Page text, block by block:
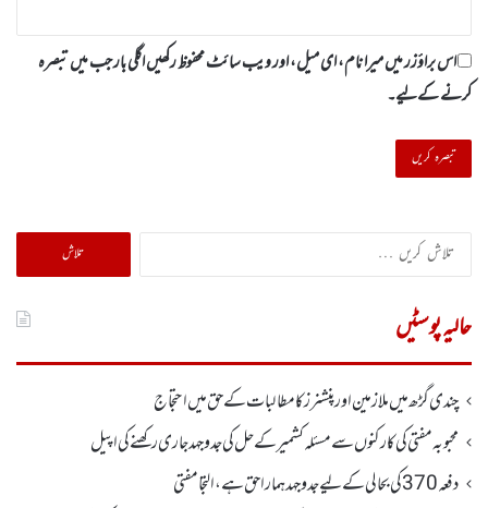
اس براؤزر میں میرا نام، ای میل، اور ویب سائٹ محفوظ رکھیں اگلی بار جب میں تبصرہ
کرنے کےلیے۔
تلاش
کریں
حالیہ پوسٹیں
چندی گڑھ میں ملازمین اور پنشنرز کا مطالبات کے حق میں احتجاج
محبوبہ مفتی کی کارکنوں سے مسئلہ کشمیر کے حل کی جدوجہد جاری رکھنے کی اپیل
دفعہ370کی بحالی کے لیے جدوجہد ہمارا حق ہے، التجا مفتی